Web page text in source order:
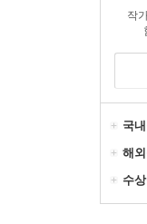
작
국
해
수